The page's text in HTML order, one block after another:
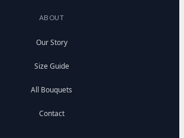
ABOUT
Our Story
Size Guide
All Bouquets
Contact